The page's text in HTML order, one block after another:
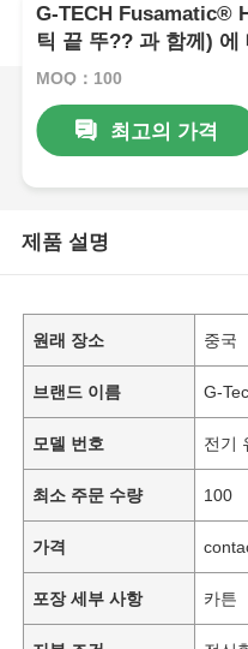
G-TECH Fusamatic®
틱 끝 뚜?? 과 함께)
MOQ：100
최고의 가격
제품 설명
원래 장소 중국
브랜드 이름 G-
모델 번호 전기
최소 주문 수량 100
가격
포장 세부 사항 카튼